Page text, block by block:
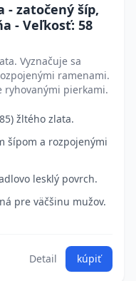
- zatočený šíp,
- Veľkosť: 58
Vyznačuje sa
ramenami.
ryhovanými pierkami.
žltého zlata.
šípom a rozpojenými
lesklý povrch.
pre väčšinu mužov.
Detail kúpiť